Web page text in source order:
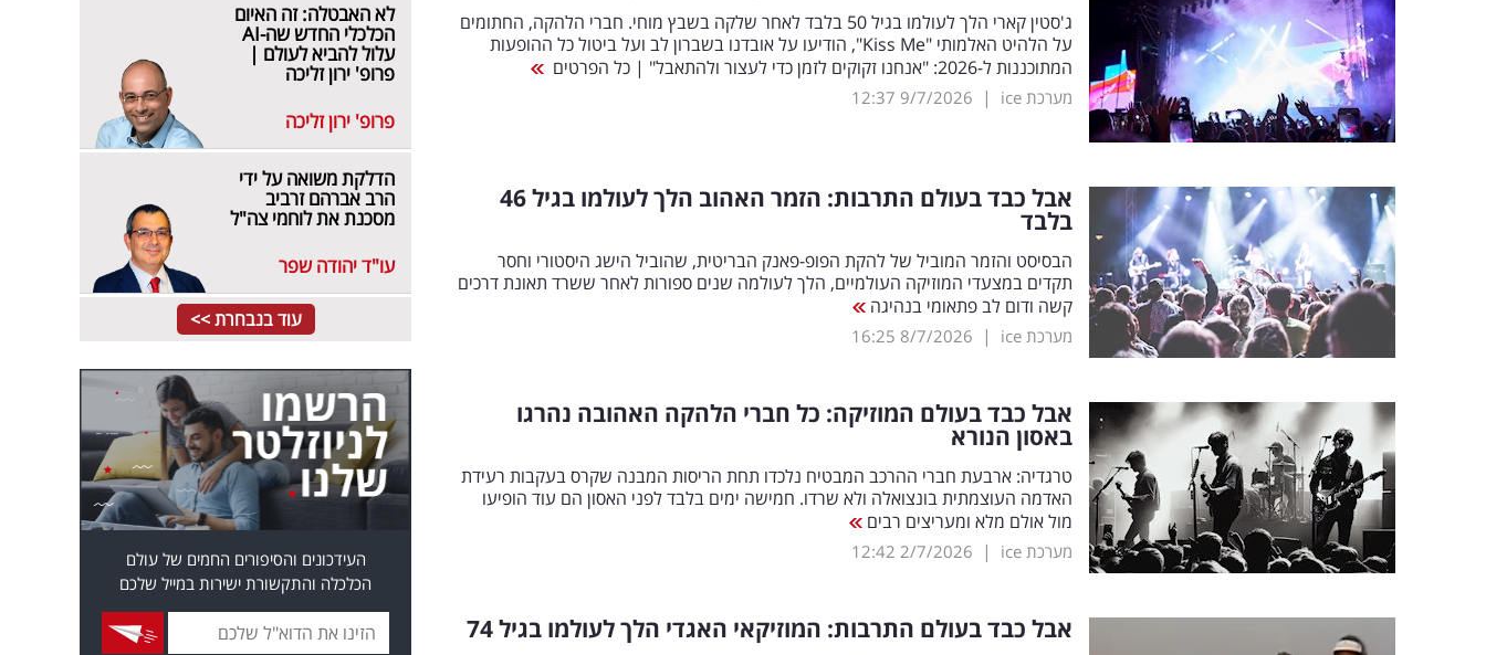
ג'סטין קארי הלך לעולמו בגיל 50 בלבד לאחר שלקה בשבץ מוחי. חברי הלהקה, החתומים
על הלהיט האלמותי "Kiss Me", הודיעו על אובדנו בשברון לב ועל ביטול כל ההופעות
המתוכננות ל-2026: "אנחנו זקוקים לזמן כדי לעצור ולהתאבל" | כל הפרטים
מערכת ice |
9/7/2026
12:37
אבל כבד בעולם התרבות: הזמר האהוב הלך לעולמו בגיל 46
בלבד
הבסיסט והזמר המוביל של להקת הפופ-פאנק הבריטית, שהוביל הישג היסטורי וחסר
תקדים במצעדי המוזיקה העולמיים, הלך לעולמה שנים ספורות לאחר ששרד תאונת דרכים
קשה ודום לב פתאומי בנהיגה
מערכת ice |
8/7/2026
16:25
אבל כבד בעולם המוזיקה: כל חברי הלהקה האהובה נהרגו
באסון הנורא
טרגדיה: ארבעת חברי ההרכב המבטיח נלכדו תחת הריסות המבנה שקרס בעקבות רעידת
האדמה העוצמתית בונצואלה ולא שרדו. חמישה ימים בלבד לפני האסון הם עוד הופיעו
מול אולם מלא ומעריצים רבים
מערכת ice |
2/7/2026
12:42
אבל כבד בעולם התרבות: המוזיקאי האגדי הלך לעולמו בגיל 74
לא האבטלה: זה האיום
הכלכלי החדש שה-AI
עלול להביא לעולם |
פרופ' ירון זליכה
פרופ' ירון זליכה
הדלקת משואה על ידי
הרב אברהם זרביב
מסכנת את לוחמי צה"ל
עו"ד יהודה שפר
עוד בנבחרת >>
העידכונים והסיפורים החמים של עולם
הכלכלה והתקשורת ישירות במייל שלכם